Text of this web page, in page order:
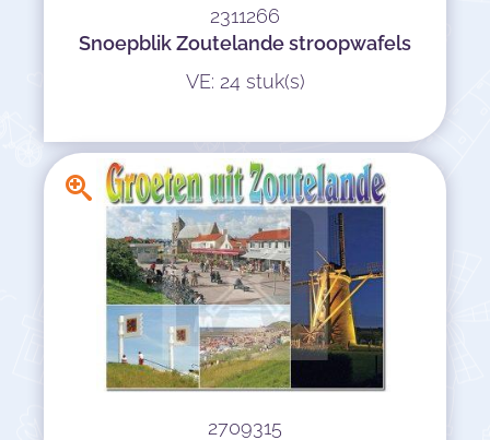
2311266
Snoepblik Zoutelande stroopwafels
VE: 24 stuk(s)
2709315